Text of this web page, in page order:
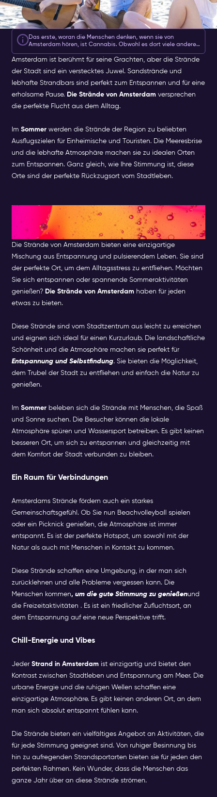
Das erste, woran die Menschen denken, wenn sie von
Amsterdam hören, ist Cannabis. Obwohl es dort viele andere
kann die Tatsache, dass es ein echtes Paradies für
Amsterdam ist berühmt für seine Grachten, aber die Strände
der Stadt sind ein verstecktes Juwel. Sandstrände und
lebhafte Strandbars sind perfekt zum Entspannen und für eine
erholsame Pause. Die Strände von Amsterdam versprechen
die perfekte Flucht aus dem Alltag.
Im Sommer werden die Strände der Region zu beliebten
Ausflugszielen für Einheimische und Touristen. Die Meeresbrise
und die lebhafte Atmosphäre machen sie zu idealen Orten
zum Entspannen. Ganz gleich, wie Ihre Stimmung ist, diese
Orte sind der perfekte Rückzugsort vom Stadtleben.
Die Einzigartigkeit der Strände
von Amsterdam
Die Strände von Amsterdam bieten eine einzigartige
Mischung aus Entspannung und pulsierendem Leben. Sie sind
der perfekte Ort, um dem Alltagsstress zu entfliehen. Möchten
Sie sich entspannen oder spannende Sommeraktivitäten
genießen? Die Strände von Amsterdam haben für jeden
etwas zu bieten.
Diese Strände sind vom Stadtzentrum aus leicht zu erreichen
und eignen sich ideal für einen Kurzurlaub. Die landschaftliche
Schönheit und die Atmosphäre machen sie perfekt für
Entspannung und Selbstfindung. Sie bieten die Möglichkeit,
dem Trubel der Stadt zu entfliehen und einfach die Natur zu
genießen.
Im Sommer beleben sich die Strände mit Menschen, die Spaß
und Sonne suchen. Die Besucher können die lokale
Atmosphäre spüren und Wassersport betreiben. Es gibt keinen
besseren Ort, um sich zu entspannen und gleichzeitig mit
dem Komfort der Stadt verbunden zu bleiben.
Ein Raum für Verbindungen
Amsterdams Strände fördern auch ein starkes
Gemeinschaftsgefühl. Ob Sie nun Beachvolleyball spielen
oder ein Picknick genießen, die Atmosphäre ist immer
entspannt. Es ist der perfekte Hotspot, um sowohl mit der
Natur als auch mit Menschen in Kontakt zu kommen.
Diese Strände schaffen eine Umgebung, in der man sich
zurücklehnen und alle Probleme vergessen kann. Die
Menschen kommen, um die gute Stimmung zu genießenund
die Freizeitaktivitäten . Es ist ein friedlicher Zufluchtsort, an
dem Entspannung auf eine neue Perspektive trifft.
Chill-Energie und Vibes
Jeder Strand in Amsterdam ist einzigartig und bietet den
Kontrast zwischen Stadtleben und Entspannung am Meer. Die
urbane Energie und die ruhigen Wellen schaffen eine
einzigartige Atmosphäre. Es gibt keinen anderen Ort, an dem
man sich absolut entspannt fühlen kann.
Die Strände bieten ein vielfältiges Angebot an Aktivitäten, die
für jede Stimmung geeignet sind. Von ruhiger Besinnung bis
hin zu aufregenden Strandsportarten bieten sie für jeden den
perfekten Rahmen. Kein Wunder, dass die Menschen das
ganze Jahr über an diese Strände strömen.